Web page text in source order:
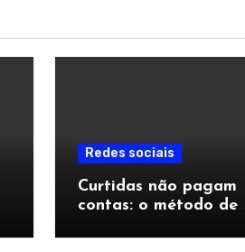
Redes sociais
Curtidas não pagam
contas: o método de
focado em conversão